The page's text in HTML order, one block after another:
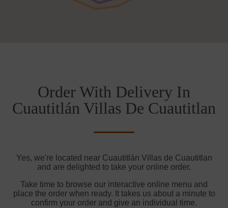
Order With Delivery In
Cuautitlán Villas De Cuautitlan
Yes, we're located near Cuautitlán Villas de Cuautitlan
and are delighted to take your online order.
Take time to browse our interactive online menu and
place the order when ready. It takes us about a minute to
confirm your order and give an individual time.